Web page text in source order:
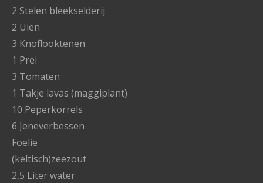
2 Stelen bleekselderij
2 Uien
3 Knoflooktenen
1 Prei
3 Tomaten
1 Takje lavas (maggiplant)
10 Peperkorrels
6 Jeneverbessen
Foelie
(keltisch)zeezout
2,5 Liter water